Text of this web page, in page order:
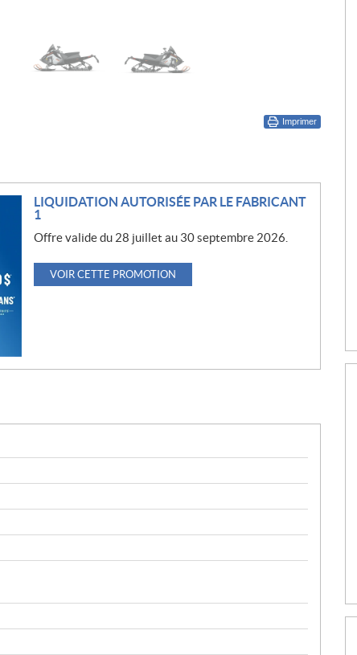
Imprimer
LIQUIDATION AUTORISÉE PAR LE FABRICANT
1
Offre valide du 28 juillet au 30 septembre 2026.
VOIR CETTE PROMOTION